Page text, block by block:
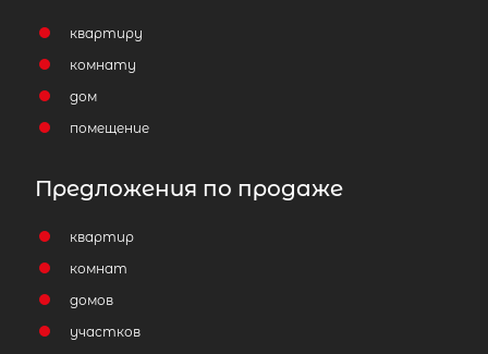
квартиру
комнату
дом
помещение
Предложения по продаже
квартир
комнат
домов
участков